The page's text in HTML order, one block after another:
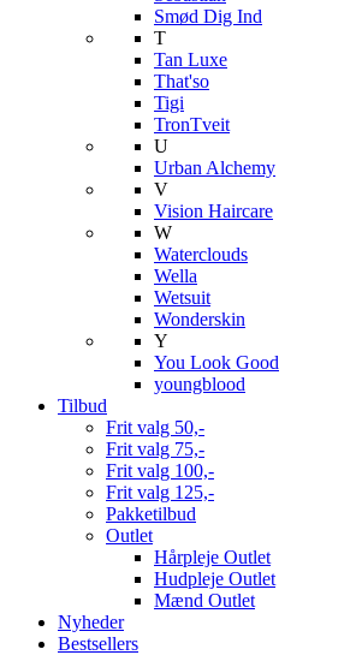
Smød Dig Ind
T
Tan Luxe
That'so
Tigi
TronTveit
U
Urban Alchemy
V
Vision Haircare
W
Waterclouds
Wella
Wetsuit
Wonderskin
Y
You Look Good
youngblood
Tilbud
Frit valg 50,-
Frit valg 75,-
Frit valg 100,-
Frit valg 125,-
Pakketilbud
Outlet
Hårpleje Outlet
Hudpleje Outlet
Mænd Outlet
Nyheder
Bestsellers